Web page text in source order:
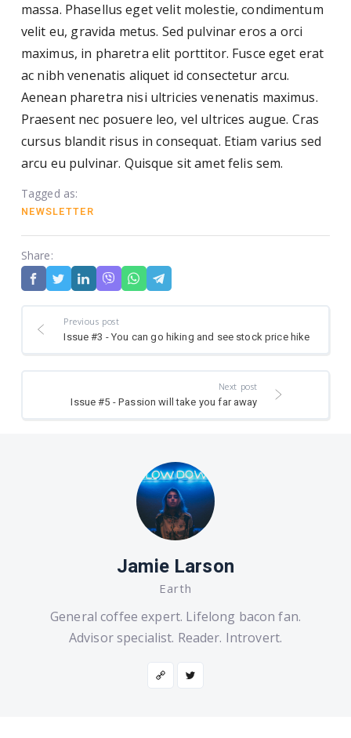
massa. Phasellus eget velit molestie, condimentum
velit eu, gravida metus. Sed pulvinar eros a orci
maximus, in pharetra elit porttitor. Fusce eget erat
ac nibh venenatis aliquet id consectetur arcu.
Aenean pharetra nisi ultricies venenatis maximus.
Praesent nec posuere leo, vel ultrices augue. Cras
cursus blandit risus in consequat. Etiam varius sed
arcu eu pulvinar. Quisque sit amet felis sem.
Tagged as:
NEWSLETTER
Share:
Previous post
Issue #3 - You can go hiking and see stock price hike
Next post
Issue #5 - Passion will take you far away
Jamie Larson
Earth
General coffee expert. Lifelong bacon fan.
Advisor specialist. Reader. Introvert.